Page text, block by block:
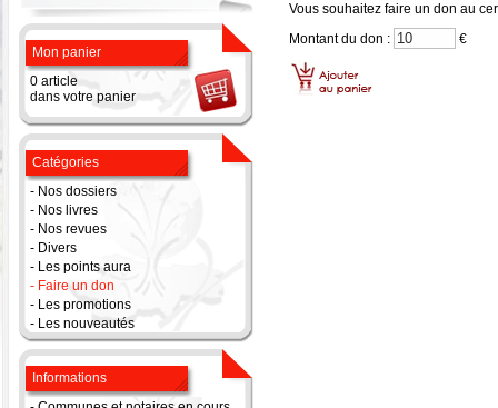
Mon panier
0 article
dans votre panier
Catégories
- Nos dossiers
- Nos livres
- Nos revues
- Divers
- Les points aura
- Faire un don
- Les promotions
- Les nouveautés
Informations
Vous souhaitez faire un don au
Montant du don :
€